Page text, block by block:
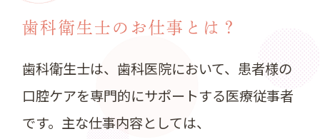
歯科衛生士のお仕事とは？
歯科衛生士は、歯科医院において、患者様の
口腔ケアを専門的にサポートする医療従事者
です。主な仕事内容としては、